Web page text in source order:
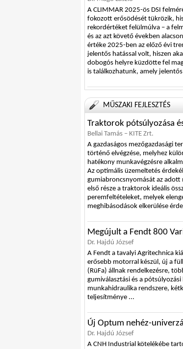
A CLIMMAR 2025-ös DSI
fokozott erősödését tükrözik,
rekordértéket felülmúlva – a
és az azt követő években
értéke 2025-ben az előző évi
jelentős hatással volt, hiszen
dobogós helyre küzdötte fel
is találkozhatunk, amely
MŰSZAKI FEJLESZTÉS
Traktorok pótsúlyozása
Bellai Tamás – KITE Zrt.
A gazdaságos mezőgazdasági
történő elvégzése, melyhez
hatékony munkavégzésre
Az optimális üzemeltetés
gumiabroncsnyomását az adott
első része a traktorok ideális
peremfeltételeket, melyek
meghibásodások elkerülése
Megújult a Fendt 800
Dr. Hajdú József
A Fendt a tavalyi Agritechnica
erősebb motorral készül, új a
(RüFa) állnak rendelkezésre,
gumiválasztási és a
munkahidraulika rendszere,
teljesítménye ...
Új Optum nehéz-
Dr. Hajdú József
A CNH Industrial kötelékébe